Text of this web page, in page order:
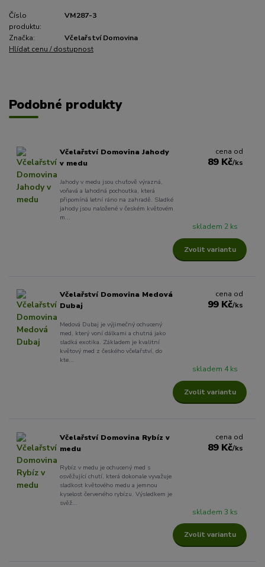
Číslo
produktu:
VM287-3
Značka:
Včelařství Domovina
Hlídat cenu / dostupnost
Podobné produkty
Včelařství Domovina Jahody
v medu
Jahody v medu jsou chuťově výrazná,
voňavá a lahodná pochoutka, která
připomíná letní ráno na zahradě. Sladké
jahody jsou naložené v českém květovém
m...
cena od
89 Kč/ks
skladem 2 ks
Zvolit variantu
Včelařství Domovina Medová
Dubaj
Medová Dubaj je výjimečný ochucený
med, který voní dálkami a chutná jako
sladká exotika. Základem je kvalitní
květový med z českého včelařství, do
kte...
cena od
99 Kč/ks
skladem 4 ks
Zvolit variantu
Včelařství Domovina Rybíz v
medu
Rybíz v medu je ochucený med s
osvěžující chutí, která dokonale vyvažuje
sladkost květového medu a jemnou
kyselost červeného rybízu. Výsledkem je
svěž...
cena od
89 Kč/ks
skladem 3 ks
Zvolit variantu